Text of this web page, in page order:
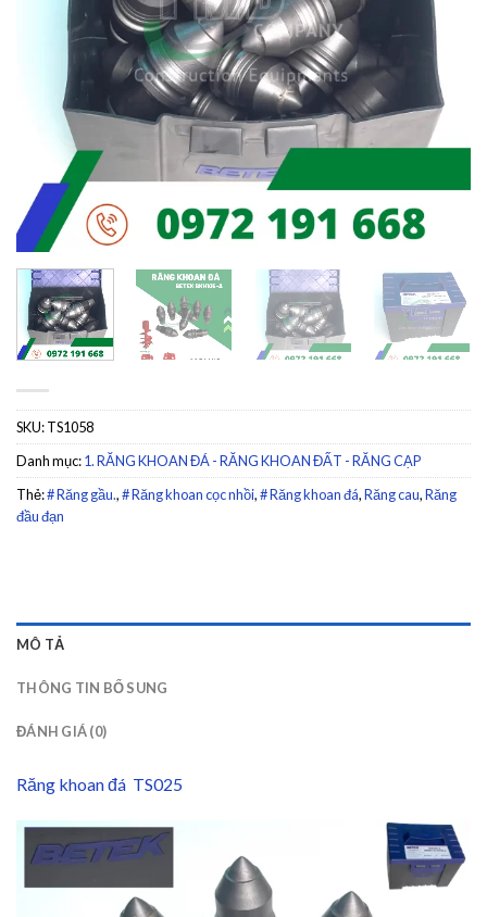
SKU:TS1058
Danh mục:1. RĂNG KHOAN ĐÁ - RĂNG KHOAN ĐẤT - RĂNG CẠP
Thẻ:# Răng gầu.,# Răng khoan cọc nhồi,# Răng khoan đá,Răng cau,Răng
đầu đạn
MÔ TẢ
THÔNG TIN BỔ SUNG
ĐÁNH GIÁ (0)
Răng khoan đá TS025